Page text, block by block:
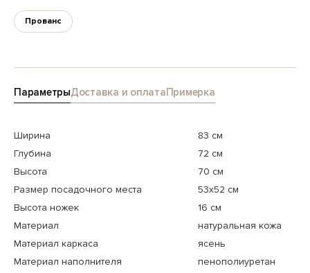
Прованс
ПараметрыДоставка и оплатаПримерка
Ширина
83 см
Глубина
72 см
Высота
70 см
Размер посадочного места
53х52 см
Высота ножек
16 см
Материал
натуральная кожа
Материал каркаса
ясень
Материал наполнителя
пенополиуретан